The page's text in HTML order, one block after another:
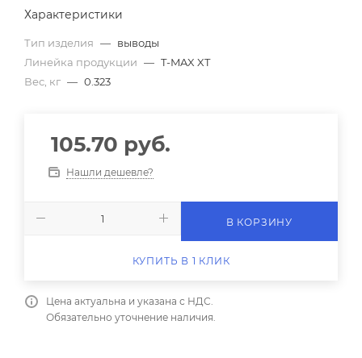
Характеристики
Тип изделия — выводы
Линейка продукции — T-MAX XT
Вес, кг — 0.323
105.70 руб.
Нашли дешевле?
В КОРЗИНУ
КУПИТЬ В 1 КЛИК
Цена актуальна и указана с НДС.
Обязательно уточнение наличия.